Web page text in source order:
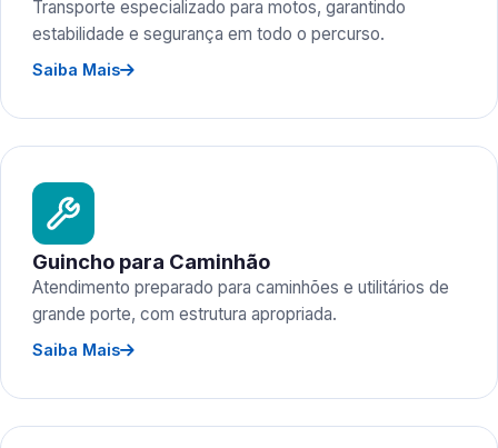
Transporte especializado para motos, garantindo
estabilidade e segurança em todo o percurso.
Saiba Mais
Guincho para Caminhão
Atendimento preparado para caminhões e utilitários de
grande porte, com estrutura apropriada.
Saiba Mais